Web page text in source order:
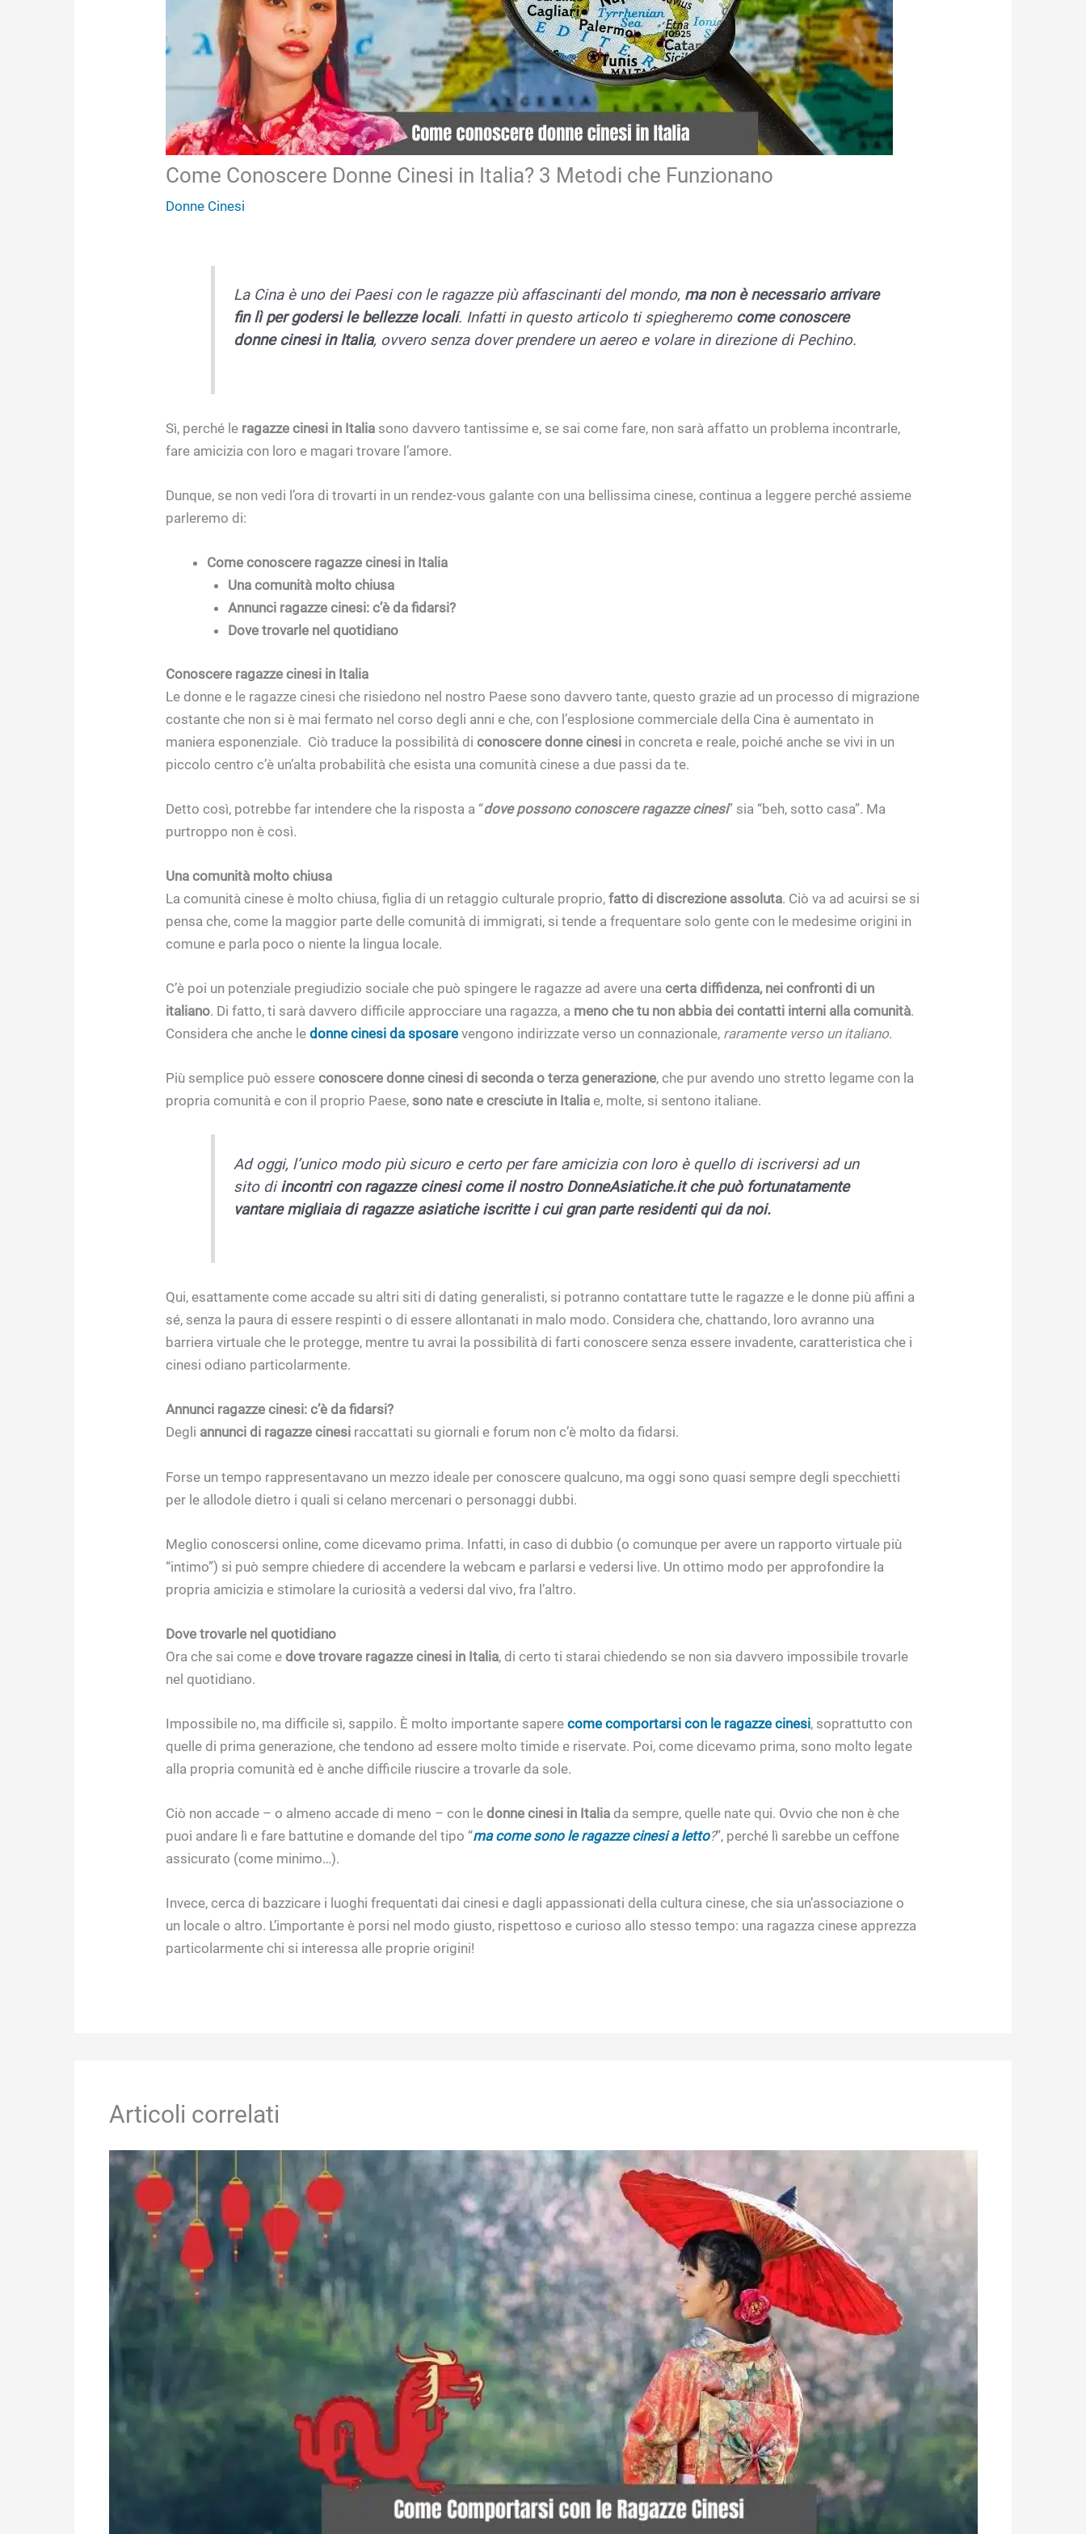
Come Conoscere Donne Cinesi in Italia? 3 Metodi che Funzionano
Donne Cinesi
La Cina è uno dei Paesi con le ragazze più affascinanti del mondo, ma non è necessario arrivare
fin lì per godersi le bellezze locali. Infatti in questo articolo ti spiegheremocome conoscere
donne cinesi in Italia, ovvero senza dover prendere un aereo e volare in direzione di Pechino.
Sì, perché le ragazze cinesi in Italia sono davvero tantissime e, se sai come fare, non sarà affatto un problema incontrarle,
fare amicizia con loro e magari trovare l’amore.
Dunque, se non vedi l’ora di trovarti in un rendez-vous galante con una bellissima cinese, continua a leggere perché assieme
parleremo di:
Come conoscere ragazze cinesi in Italia
Una comunità molto chiusa
Annunci ragazze cinesi: c’è da fidarsi?
Dove trovarle nel quotidiano
Conoscere ragazze cinesi in Italia
Le donne e le ragazze cinesi che risiedono nel nostro Paese sono davvero tante, questo grazie ad un processo di migrazione
costante che non si è mai fermato nel corso degli anni e che, con l’esplosione commerciale della Cina è aumentato in
maniera esponenziale. Ciò traduce la possibilità diconoscere donne cinesi in concreta e reale, poiché anche se vivi in un
piccolo centro c’è un’alta probabilità che esista una comunità cinese a due passi da te.
Detto così, potrebbe far intendere che la risposta a “dove possono conoscere ragazze cinesi” sia “beh, sotto casa”. Ma
purtroppo non è così.
Una comunità molto chiusa
La comunità cinese è molto chiusa, figlia di un retaggio culturale proprio,fatto di discrezione assoluta. Ciò va ad acuirsi se si
pensa che, come la maggior parte delle comunità di immigrati, si tende a frequentare solo gente con le medesime origini in
comune e parla poco o niente la lingua locale.
C’è poi un potenziale pregiudizio sociale che può spingere le ragazze ad avere unacerta diffidenza, nei confronti di un
italiano. Di fatto, ti sarà davvero difficile approcciare una ragazza, a meno che tu non abbia dei contatti interni alla comunità.
Considera che anche ledonne cinesi da sposare vengono indirizzate verso un connazionale, raramente verso un italiano.
Più semplice può essereconoscere donne cinesidi seconda o terza generazione, che pur avendo uno stretto legame con la
propria comunità e con il proprio Paese, sono nate e cresciute in Italia e, molte, si sentono italiane.
Ad oggi, l’unico modo più sicuro e certo per fare amicizia con loro è quello di iscriversi ad un
sito diincontri con ragazze cinesi come il nostro DonneAsiatiche.it che può fortunatamente
vantare migliaia di ragazze asiatiche iscritte i cui gran parte residenti qui da noi.
Qui, esattamente come accade su altri siti di dating generalisti, si potranno contattare tutte le ragazze e le donne più affini a
sé, senza la paura di essere respinti o di essere allontanati in malo modo. Considera che, chattando, loro avranno una
barriera virtuale che le protegge, mentre tu avrai la possibilità di farti conoscere senza essere invadente, caratteristica che i
cinesi odiano particolarmente.
Annunci ragazze cinesi: c’è da fidarsi?
Degli annunci di ragazze cinesi raccattati su giornali e forum non c’è molto da fidarsi.
Forse un tempo rappresentavano un mezzo ideale per conoscere qualcuno, ma oggi sono quasi sempre degli specchietti
per le allodole dietro i quali si celano mercenari o personaggi dubbi.
Meglio conoscersi online, come dicevamo prima. Infatti, in caso di dubbio (o comunque per avere un rapporto virtuale più
“intimo”) si può sempre chiedere di accendere la webcam e parlarsi e vedersi live. Un ottimo modo per approfondire la
propria amicizia e stimolare la curiosità a vedersi dal vivo, fra l’altro.
Dove trovarle nel quotidiano
Ora che sai come edove trovare ragazze cinesi in Italia, di certo ti starai chiedendo se non sia davvero impossibile trovarle
nel quotidiano.
Impossibile no, ma difficile sì, sappilo. È molto importante saperecome comportarsi con le ragazze cinesi, soprattutto con
quelle di prima generazione, che tendono ad essere molto timide e riservate. Poi, come dicevamo prima, sono molto legate
alla propria comunità ed è anche difficile riuscire a trovarle da sole.
Ciò non accade – o almeno accade di meno – con ledonne cinesi in Italiada sempre, quelle nate qui. Ovvio che non è che
puoi andare lì e fare battutine e domande del tipo “ma come sono le ragazze cinesi a letto?”, perché lì sarebbe un ceffone
assicurato (come minimo…).
Invece, cerca di bazzicare i luoghi frequentati dai cinesi e dagli appassionati della cultura cinese, che sia un’associazione o
un locale o altro. L’importante è porsi nel modo giusto, rispettoso e curioso allo stesso tempo: una ragazza cinese apprezza
particolarmente chi si interessa alle proprie origini!
Articoli correlati